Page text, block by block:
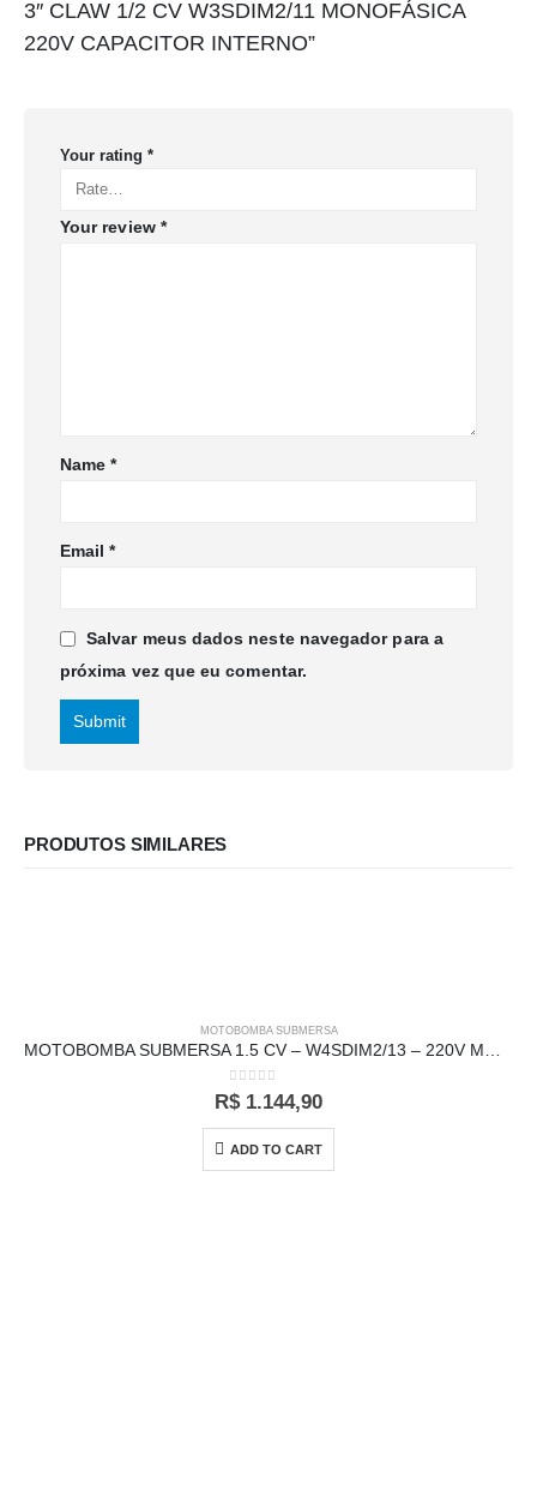
3″ CLAW 1/2 CV W3SDIM2/11 MONOFÁSICA
220V CAPACITOR INTERNO”
Your rating *
Your review *
Name*
Email*
Salvar meus dados neste navegador para a
próxima vez que eu comentar.
PRODUTOS SIMILARES
MOTOBOMBA SUBMERSA
0out of 5
R$1.144,90
ADD TO CART